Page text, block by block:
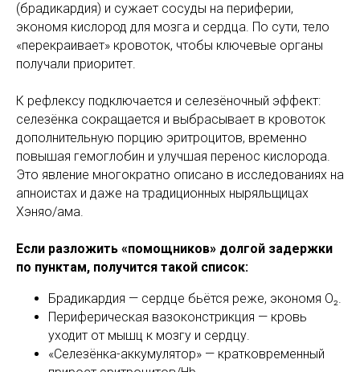
(брадикардия) и сужает сосуды на периферии,
экономя кислород для мозга и сердца. По сути, тело
«перекраивает» кровоток, чтобы ключевые органы
получали приоритет.
К рефлексу подключается и селезёночный эффект:
селезёнка сокращается и выбрасывает в кровоток
дополнительную порцию эритроцитов, временно
повышая гемоглобин и улучшая перенос кислорода.
Это явление многократно описано в исследованиях на
апноистах и даже на традиционных ныряльщицах
Хэняо/ама.
Если разложить «помощников» долгой задержки
по пунктам, получится такой список:
Брадикардия — сердце бьётся реже, экономя O₂.
Периферическая вазоконстрикция — кровь
уходит от мышц к мозгу и сердцу.
«Селезёнка-аккумулятор» — кратковременный